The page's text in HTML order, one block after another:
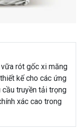
rót gốc xi măng
kế cho các ứng
truyền tải trọng
xác cao trong